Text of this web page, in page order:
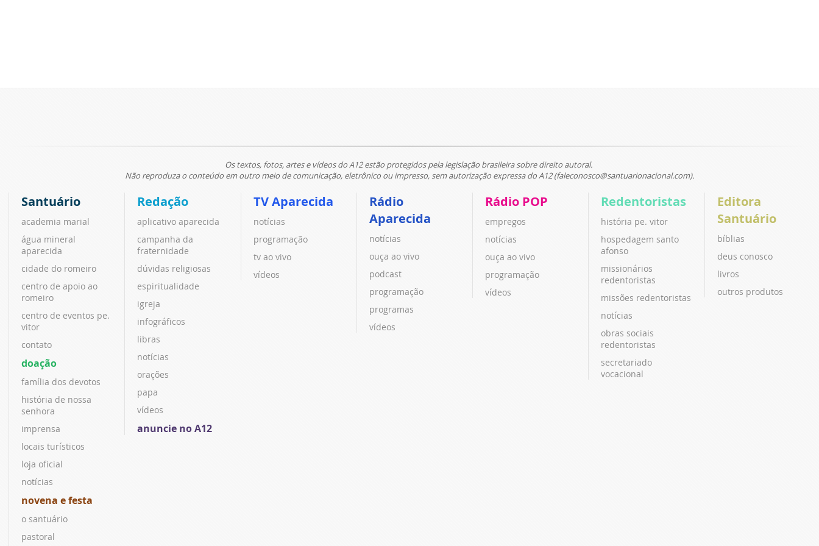
Os textos, fotos, artes e vídeos do A12 estão protegidos pela legislação brasileira sobre direito autoral.
Não reproduza o conteúdo em outro meio de comunicação, eletrônico ou impresso, sem autorização expressa do A12 (faleconosco@santuarionacional.com).
Santuário
academia marial
água mineral
aparecida
cidade do romeiro
centro de apoio ao
romeiro
centro de eventos pe.
vitor
contato
doação
família dos devotos
história de nossa
senhora
imprensa
locais turísticos
loja oficial
notícias
novena e festa
o santuário
pastoral
Redação
aplicativo aparecida
campanha da
fraternidade
dúvidas religiosas
espiritualidade
igreja
infográficos
libras
notícias
orações
papa
vídeos
anuncie no A12
TV Aparecida
notícias
programação
tv ao vivo
vídeos
Rádio
Aparecida
notícias
ouça ao vivo
podcast
programação
programas
vídeos
Rádio POP
empregos
notícias
ouça ao vivo
programação
vídeos
Redentoristas
história pe. vitor
hospedagem santo
afonso
missionários
redentoristas
missões redentoristas
notícias
obras sociais
redentoristas
secretariado
vocacional
Editora
Santuário
bíblias
deus conosco
livros
outros produtos